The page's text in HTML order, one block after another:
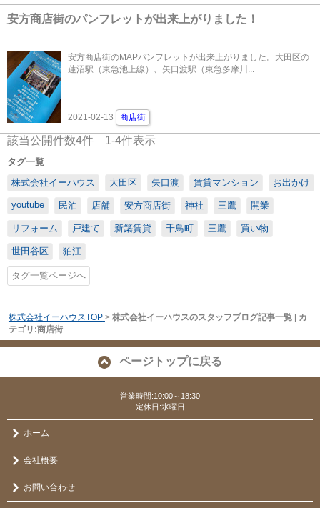
安方商店街のパンフレットが出来上がりました！
安方商店街のMAPパンフレットが出来上がりました。大田区の
蓮沼駅（東急池上線）、矢口渡駅（東急多摩川...
2021-02-13 商店街
該当公開件数4件 1-4件表示
タグ一覧
株式会社イーハウス
大田区 矢口渡 賃貸マンション お出かけ
youtube 民泊 店舗 安方商店街 神社 三鷹 開業
リフォーム 戸建て 新築賃貸 千鳥町 三鷹 買い物
世田谷区 狛江
タグ一覧ページへ
株式会社イーハウスTOP > 株式会社イーハウスのスタッフブログ記事一覧 | カ
テゴリ:商店街
ページトップに戻る
営業時間:10:00～18:30
定休日:水曜日
ホーム
会社概要
お問い合わせ